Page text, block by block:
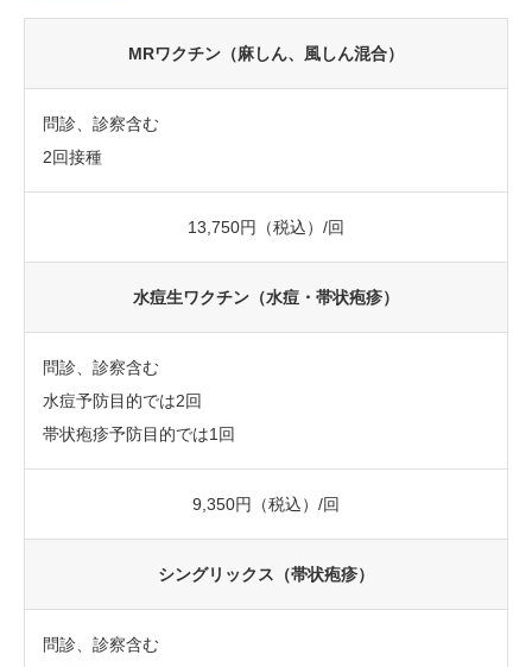
MRワクチン（麻しん、風しん混合）
問診、診察含む
2回接種
13,750円（税込）/回
水痘生ワクチン（水痘・帯状疱疹）
問診、診察含む
水痘予防目的では2回
帯状疱疹予防目的では1回
9,350円（税込）/回
シングリックス（帯状疱疹）
問診、診察含む